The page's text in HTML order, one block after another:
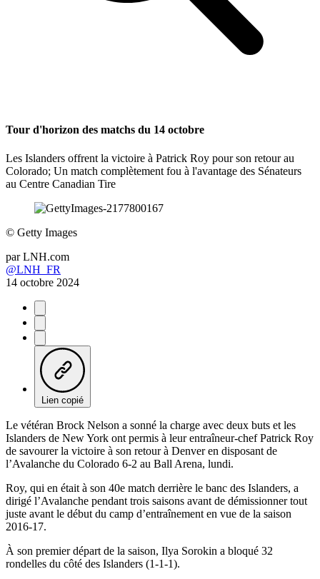
Tour d'horizon des matchs du 14 octobre
Les Islanders offrent la victoire à Patrick Roy pour son retour au
Colorado; Un match complètement fou à l'avantage des Sénateurs
au Centre Canadian Tire
© Getty Images
par LNH.com
@LNH_FR
14 octobre 2024
Lien copié
Le vétéran Brock Nelson a sonné la charge avec deux buts et les
Islanders de New York ont permis à leur entraîneur-chef Patrick Roy
de savourer la victoire à son retour à Denver en disposant de
l’Avalanche du Colorado 6-2 au Ball Arena, lundi.
Roy, qui en était à son 40e match derrière le banc des Islanders, a
dirigé l’Avalanche pendant trois saisons avant de démissionner tout
juste avant le début du camp d’entraînement en vue de la saison
2016-17.
À son premier départ de la saison, Ilya Sorokin a bloqué 32
rondelles du côté des Islanders (1-1-1).